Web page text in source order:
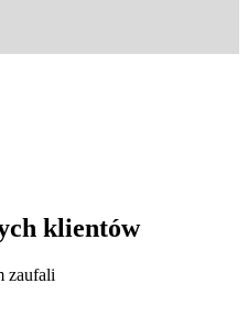
klientów
zaufali